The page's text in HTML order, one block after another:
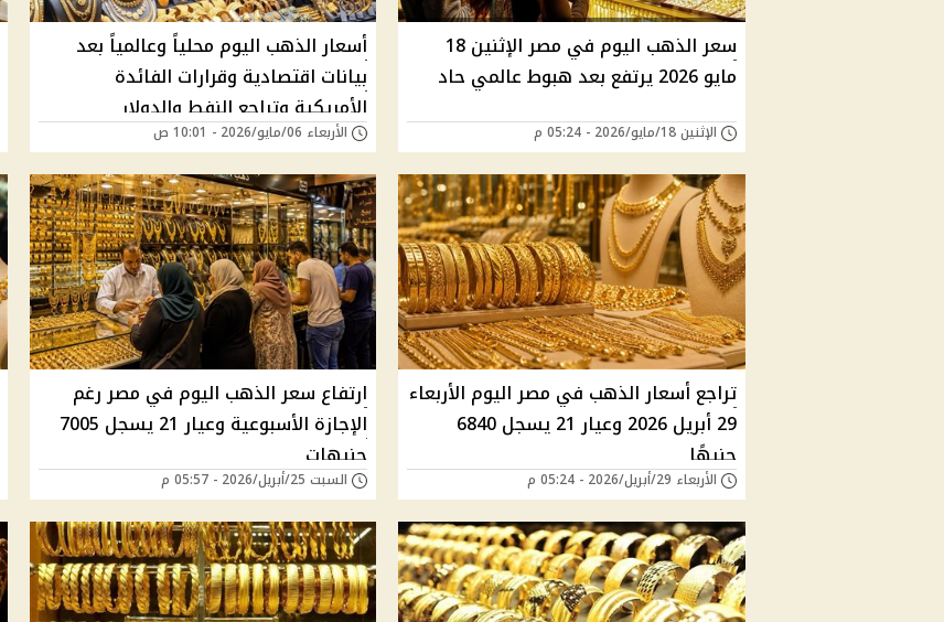
سعر الذهب اليوم في مصر الإثنين 18
مايو 2026 يرتفع بعد هبوط عالمي حاد
الإثنين 18/مايو/2026 - 05:24 م
أسعار الذهب اليوم محلياً وعالمياً بعد
بيانات اقتصادية وقرارات الفائدة
الأمريكية وتراجع النفط والدولار
الأربعاء 06/مايو/2026 - 10:01 ص
تراجع أسعار الذهب في مصر اليوم الأربعاء
29 أبريل 2026 وعيار 21 يسجل 6840
جنيهًا
الأربعاء 29/أبريل/2026 - 05:24 م
ارتفاع سعر الذهب اليوم في مصر رغم
الإجازة الأسبوعية وعيار 21 يسجل 7005
جنيهات
السبت 25/أبريل/2026 - 05:57 م